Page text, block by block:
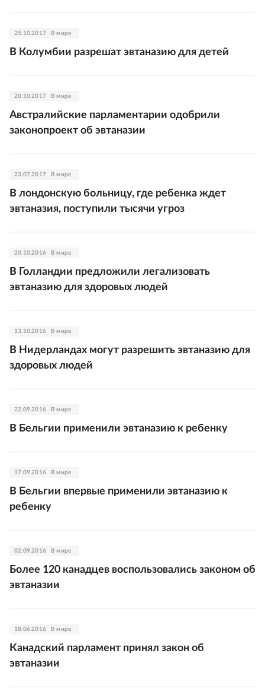
25.10.2017 В мире
В Колумбии разрешат эвтаназию для детей
20.10.2017 В мире
Австралийские парламентарии одобрили
законопроект об эвтаназии
23.07.2017 В мире
В лондонскую больницу, где ребенка ждет
эвтаназия, поступили тысячи угроз
20.10.2016 В мире
В Голландии предложили легализовать
эвтаназию для здоровых людей
13.10.2016 В мире
В Нидерландах могут разрешить эвтаназию для
здоровых людей
22.09.2016 В мире
В Бельгии применили эвтаназию к ребенку
17.09.2016 В мире
В Бельгии впервые применили эвтаназию к
ребенку
02.09.2016 В мире
Более 120 канадцев воспользовались законом об
эвтаназии
18.06.2016 В мире
Канадский парламент принял закон об
эвтаназии